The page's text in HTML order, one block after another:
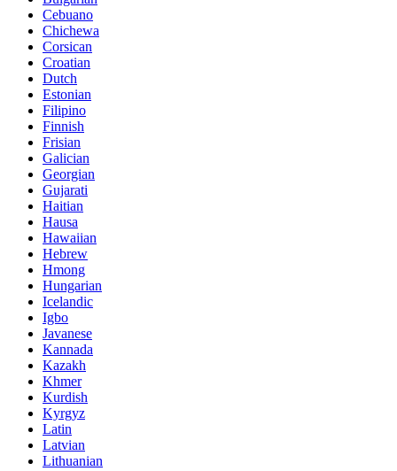
Cebuano
Chichewa
Corsican
Croatian
Dutch
Estonian
Filipino
Finnish
Frisian
Galician
Georgian
Gujarati
Haitian
Hausa
Hawaiian
Hebrew
Hmong
Hungarian
Icelandic
Igbo
Javanese
Kannada
Kazakh
Khmer
Kurdish
Kyrgyz
Latin
Latvian
Lithuanian